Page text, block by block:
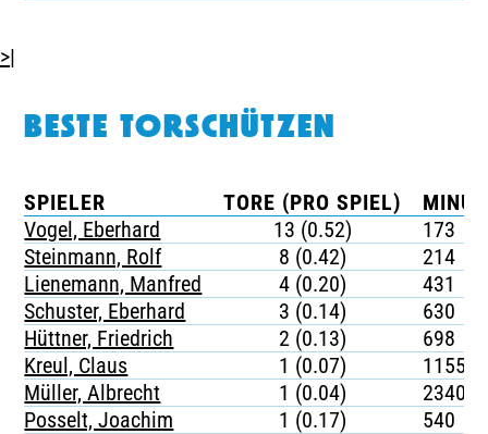
>|
BESTE TORSCHÜTZEN
SPIELER TORE (PRO SPIEL)
Vogel, Eberhard
13 (0.52)
173
Steinmann, Rolf
8 (0.42)
214
Lienemann, Manfred
4 (0.20)
431
Schuster, Eberhard
3 (0.14)
630
Hüttner, Friedrich
2 (0.13)
698
Kreul, Claus
1 (0.07)
1155
Müller, Albrecht
1 (0.04)
2340
Posselt, Joachim
1 (0.17) 540